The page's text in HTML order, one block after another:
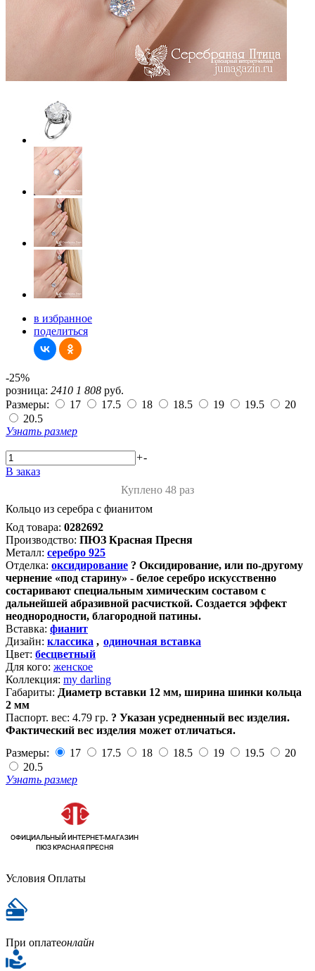
в избранное
поделиться
-25%
розница: 2410 1 808 руб.
Размеры:
17 17.5 18 18.5 19 19.5
20
20.5
Узнать размер
+-
В заказ
Куплено 48 раз
Кольцо из серебра с фианитом
Код товара: 0282692
Производство: ПЮЗ Красная Пресня
Металл: серебро 925
Отделка: оксидирование ? Оксидирование, или по-другому
чернение «под старину» - белое серебро искусственно
состаривают специальным химическим составом с
дальнейшей абразивной расчисткой. Создается эффект
неоднородности, благородной патины.
Вставка: фианит
Дизайн: классика , одиночная вставка
Цвет: бесцветный
Для кого: женское
Коллекция: my darling
Габариты: Диаметр вставки 12 мм, ширина шинки кольца
2 мм
Паспорт. вес: 4.79 гр. ? Указан усредненный вес изделия.
Фактический вес изделия может отличаться.
Размеры:
17 17.5 18 18.5 19 19.5
20
20.5
Узнать размер
Условия Оплаты
При оплатеонлайн